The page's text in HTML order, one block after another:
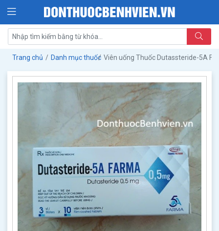
Trang chủ Danh mục thuốc Viên uống Thuốc Dutassteride-5A